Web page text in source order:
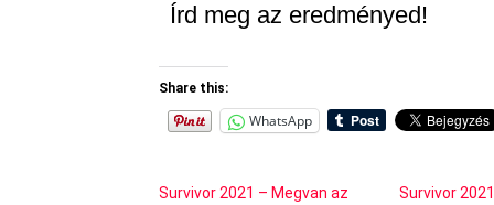
Írd meg az eredményed!
Share this:
WhatsApp
Survivor 2021 – Megvan az
Survivor